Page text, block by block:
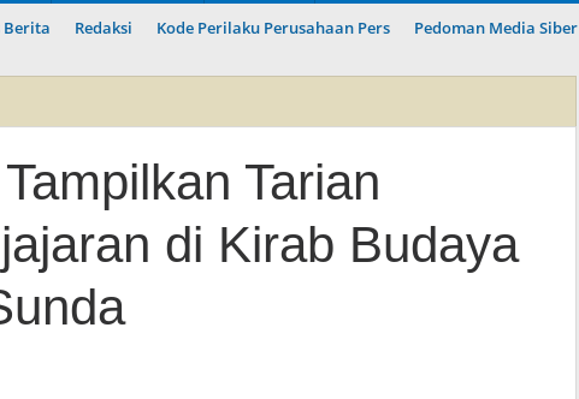
Berita Redaksi Kode Perilaku Perusahaan Pers Pedoman Media Siber
Tarian
di Kirab Budaya